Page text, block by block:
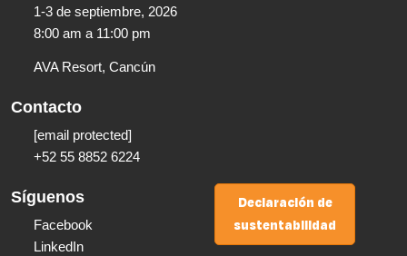
1-3 de septiembre, 2026
8:00 am a 11:00 pm​
AVA Resort, Cancún
Contacto
[email protected]
+52 55 8852 6224
Síguenos
Facebook
LinkedIn
Declaración de
sustentabilidad